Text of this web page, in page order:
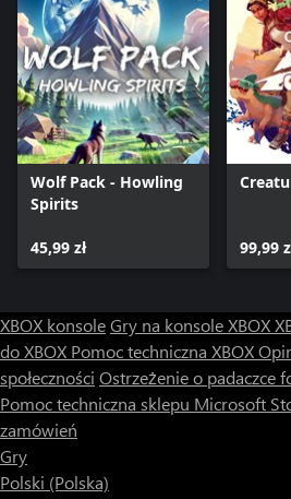
Wolf Pack - Howling
Spirits
45,99 zł 99,99
XBOX konsoleGry na konsole XBOX
do XBOX Pomoc techniczna XBOX
społeczności Ostrzeżenie o padaczce
Pomoc techniczna sklepu Microsoft
zamówień
Gry
Polski (Polska)